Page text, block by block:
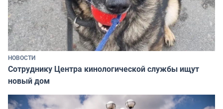
НОВОСТИ
Сотруднику Центра кинологической службы ищут
новый дом